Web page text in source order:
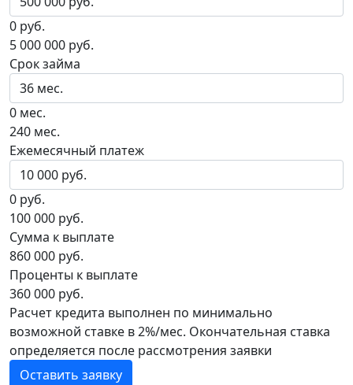
0 руб.
5 000 000 руб.
Срок займа
0 мес.
240 мес.
Ежемесячный платеж
0 руб.
100 000 руб.
Сумма к выплате
860 000 руб.
Проценты к выплате
360 000 руб.
Расчет кредита выполнен по минимально
возможной ставке в 2%/мес. Окончательная ставка
определяется после рассмотрения заявки
Оставить заявку